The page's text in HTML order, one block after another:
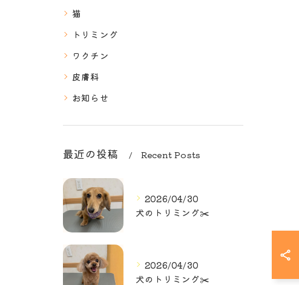
猫
トリミング
ワクチン
皮膚科
お知らせ
最近の投稿 Recent Posts
2026/04/30
犬のトリミング✂️
2026/04/30
犬のトリミング✂️